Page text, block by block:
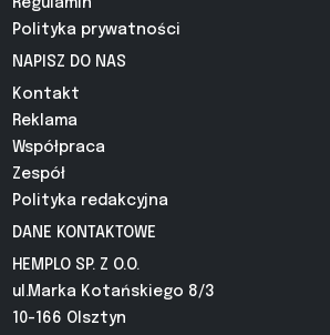
Polityka prywatności
NAPISZ DO NAS
Kontakt
Reklama
Współpraca
Zespół
Polityka redakcyjna
DANE KONTAKTOWE
HEMPLO SP. Z O.O.
ul.Marka Kotańskiego 8/3
10-166 Olsztyn